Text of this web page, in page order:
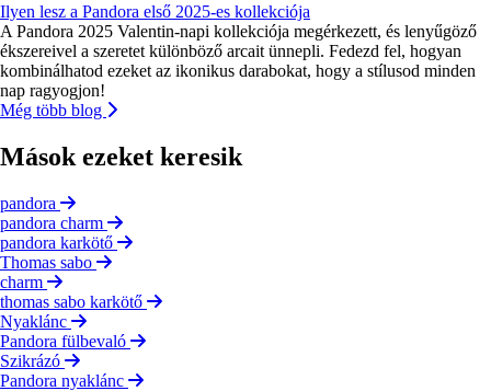
Ilyen lesz a Pandora első 2025-es kollekciója
A Pandora 2025 Valentin-napi kollekciója megérkezett, és lenyűgöző
ékszereivel a szeretet különböző arcait ünnepli. Fedezd fel, hogyan
kombinálhatod ezeket az ikonikus darabokat, hogy a stílusod minden
nap ragyogjon!
Még több blog
Mások ezeket keresik
pandora
pandora charm
pandora karkötő
Thomas sabo
charm
thomas sabo karkötő
Nyaklánc
Pandora fülbevaló
Szikrázó
Pandora nyaklánc